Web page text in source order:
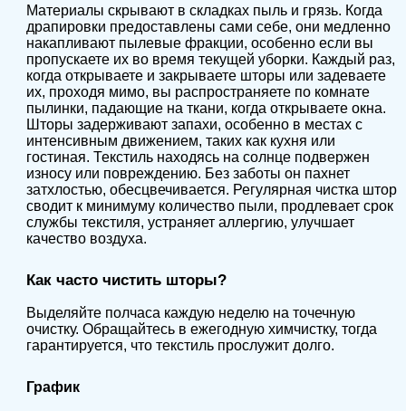
Материалы скрывают в складках пыль и грязь. Когда
драпировки предоставлены сами себе, они медленно
накапливают пылевые фракции, особенно если вы
пропускаете их во время текущей уборки. Каждый раз,
когда открываете и закрываете шторы или задеваете
их, проходя мимо, вы распространяете по комнате
пылинки, падающие на ткани, когда открываете окна.
Шторы задерживают запахи, особенно в местах с
интенсивным движением, таких как кухня или
гостиная. Текстиль находясь на солнце подвержен
износу или повреждению. Без заботы он пахнет
затхлостью, обесцвечивается. Регулярная чистка штор
сводит к минимуму количество пыли, продлевает срок
службы текстиля, устраняет аллергию, улучшает
качество воздуха.
Как часто чистить шторы?
Выделяйте полчаса каждую неделю на точечную
очистку. Обращайтесь в ежегодную химчистку, тогда
гарантируется, что текстиль прослужит долго.
График